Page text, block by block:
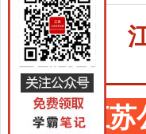
江苏